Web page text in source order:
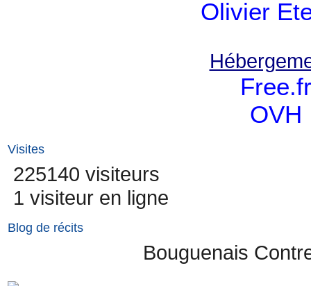
Olivier
Free.fr
OVH
Visites
225140 visiteurs
1 visiteur en ligne
Blog de récits
Bouguenais